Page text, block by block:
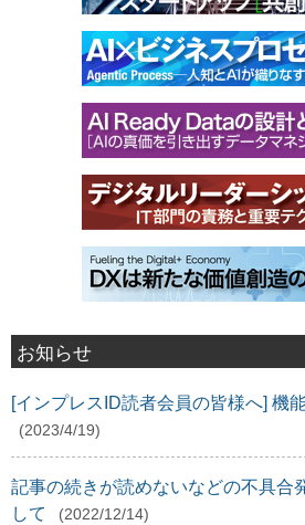
お知らせ
[インプレスID読者会員の皆様へ] 機
(2023/4/19)
記事の続きが読めないなどの不具合
して
(2022/12/14)